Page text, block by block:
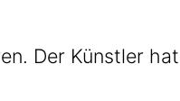
Der Künst­ler